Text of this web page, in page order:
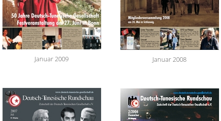
Januar 2009 Januar 2008